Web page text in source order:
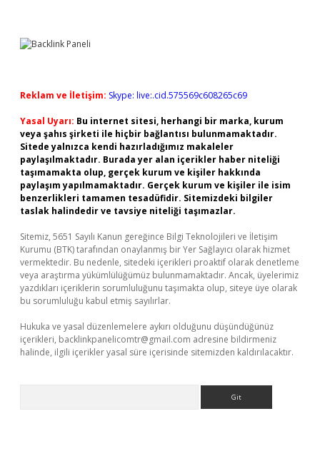
Reklam ve İletişim: Skype: live:.cid.575569c608265c69
Yasal Uyarı: Bu internet sitesi, herhangi bir marka, kurum
veya şahıs şirketi ile hiçbir bağlantısı bulunmamaktadır.
Sitede yalnızca kendi hazırladığımız makaleler
paylaşılmaktadır. Burada yer alan içerikler haber niteliği
taşımamakta olup, gerçek kurum ve kişiler hakkında
paylaşım yapılmamaktadır. Gerçek kurum ve kişiler ile isim
benzerlikleri tamamen tesadüfidir. Sitemizdeki bilgiler
taslak halindedir ve tavsiye niteliği taşımazlar.
Sitemiz, 5651 Sayılı Kanun gereğince Bilgi Teknolojileri ve İletişim
Kurumu (BTK) tarafından onaylanmış bir Yer Sağlayıcı olarak hizmet
vermektedir. Bu nedenle, sitedeki içerikleri proaktif olarak denetleme
veya araştırma yükümlülüğümüz bulunmamaktadır. Ancak, üyelerimiz
yazdıkları içeriklerin sorumluluğunu taşımakta olup, siteye üye olarak
bu sorumluluğu kabul etmiş sayılırlar.
Hukuka ve yasal düzenlemelere aykırı olduğunu düşündüğünüz
içerikleri, backlinkpanelicomtr@gmail.com adresine bildirmeniz
halinde, ilgili içerikler yasal süre içerisinde sitemizden kaldırılacaktır.